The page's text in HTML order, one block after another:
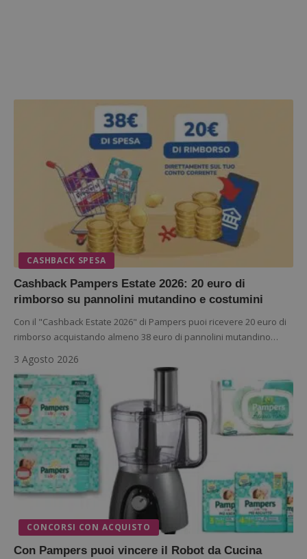
CASHBACK SPESA
Cashback Pampers Estate 2026: 20 euro di
rimborso su pannolini mutandino e costumini
Con il "Cashback Estate 2026" di Pampers puoi ricevere 20 euro di
rimborso acquistando almeno 38 euro di pannolini mutandino…
3 Agosto 2026
CONCORSI CON ACQUISTO
Con Pampers puoi vincere il Robot da Cucina